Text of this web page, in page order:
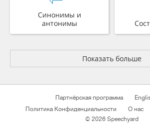
Синонимы и
антонимы
Показать больше
Партнёрская программа
Политика Конфиденциальности
О нас
© 2026 Speechyard